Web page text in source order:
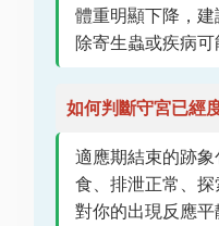
體重明顯下降，
除寄生蟲或疾病可
如何判斷守宮已經
適應期結束的跡
食、排泄正常、
對你的出現反應